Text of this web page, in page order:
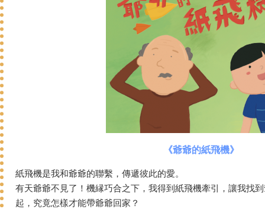
《爺爺的紙飛機》
紙飛機是我和爺爺的聯繫，傳遞彼此的愛。
有天爺爺不見了！機縁巧合之下，我得到紙飛機牽引，讓我找
起，究竟怎樣才能帶爺爺回家？